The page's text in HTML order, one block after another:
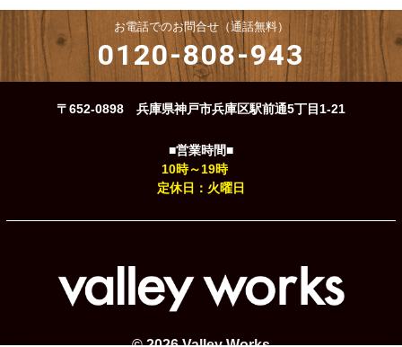
お電話でのお問合せ（通話無料）
0120-808-943
〒652-0898 兵庫県神戸市兵庫区駅前通5丁目1-21
■営業時間■
10時～19時
定休日：火曜日